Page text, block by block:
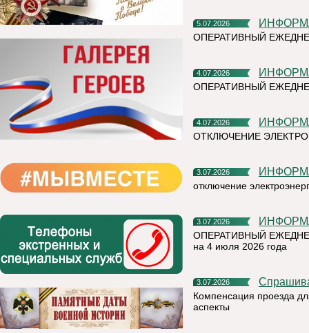
5.07.2026
ОПЕРАТИВНЫЙ
4.07.2026
ОПЕРАТИВНЫЙ
4.07.2026
ОТКЛЮЧЕНИЕ
3.07.2026
отключение
3.07.2026
ОПЕРАТИВНЫЙ
на 4 июля 2026 года
3.07.2026
Компенсация проезда
аспекты